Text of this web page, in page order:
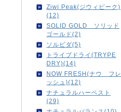
Ziwi Peak(ジウィピーク)
(12)
SOLID GOLD ソリッド
ゴールド(2)
ソルビダ(5)
トライプドライ(TRYPE
DRY)(14)
NOW FRESH(ナウ フレ
ッシュ)(12)
ナチュラルハーベスト
(29)